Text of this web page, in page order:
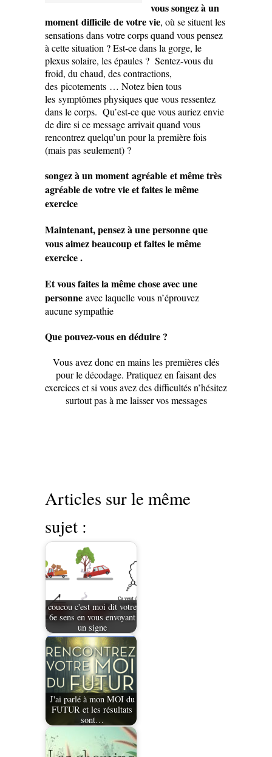
vous songez à un
moment difficile de votre vie, où se situent les
sensations dans votre corps quand vous pensez
à cette situation ? Est-ce dans la gorge, le
plexus solaire, les épaules ? Sentez-vous du
froid, du chaud, des contractions,
des picotements … Notez bien tous
les symptômes physiques que vous ressentez
dans le corps. Qu’est-ce que vous auriez envie
de dire si ce message arrivait quand vous
rencontrez quelqu’un pour la première fois
(mais pas seulement) ?
songez à un moment agréable et même très
agréable de votre vie et faites le même
exercice
Maintenant, pensez à une personne que
vous aimez beaucoup et faites le même
exercice .
Et vous faites la même chose avec une
personne avec laquelle vous n’éprouvez
aucune sympathie
Que pouvez-vous en déduire ?
Vous avez donc en mains les premières clés
pour le décodage. Pratiquez en faisant des
exercices et si vous avez des difficultés n’hésitez
surtout pas à me laisser vos messages
Articles sur le même
sujet :
coucou c'est moi dit votre
6e sens en vous envoyant
un signe
J'ai parlé à mon MOI du
FUTUR et les résultats
sont…